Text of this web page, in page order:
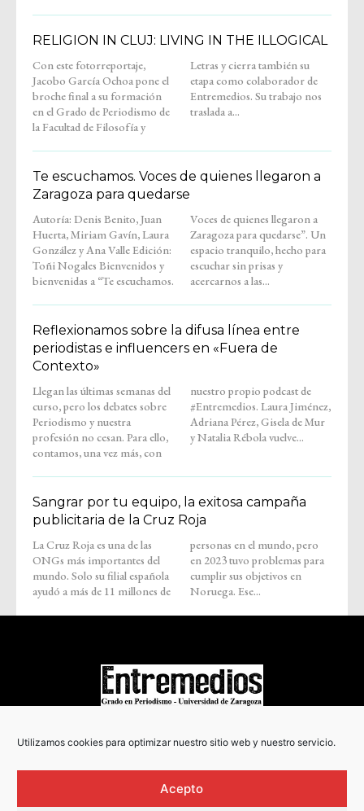
Utilizamos cookies para optimizar nuestro sitio web y nuestro servicio.
Acepto
RELIGION IN CLUJ: LIVING IN THE ILLOGICAL
Con este fotorreportaje,
Jacobo García Ochoa pone el
broche final a su formación
en el Grado de Periodismo de
la Facultad de Filosofía y
Letras y cierra también su
etapa como colaborador de
Entremedios. Su trabajo nos
traslada a...
Te escuchamos. Voces de quienes llegaron a
Zaragoza para quedarse
Autoría: Denis Benito, Juan
Huerta, Miriam Gavín, Laura
González y Ana Valle Edición:
Toñi Nogales Bienvenidos y
bienvenidas a “Te escuchamos.
Voces de quienes llegaron a
Zaragoza para quedarse”. Un
espacio tranquilo, hecho para
escuchar sin prisas y
acercarnos a las...
Reflexionamos sobre la difusa línea entre
periodistas e influencers en «Fuera de
Contexto»
Llegan las últimas semanas del
curso, pero los debates sobre
Periodismo y nuestra
profesión no cesan. Para ello,
contamos, una vez más, con
nuestro propio podcast de
#Entremedios. Laura Jiménez,
Adriana Pérez, Gisela de Mur
y Natalia Rébola vuelve...
Sangrar por tu equipo, la exitosa campaña
publicitaria de la Cruz Roja
La Cruz Roja es una de las
ONGs más importantes del
mundo. Solo su filial española
ayudó a más de 11 millones de
personas en el mundo, pero
en 2023 tuvo problemas para
cumplir sus objetivos en
Noruega. Ese...